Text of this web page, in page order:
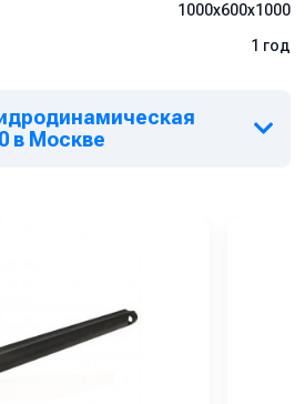
1000х600х1000
1 год
в Москве